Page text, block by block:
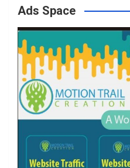
o
k
r
a
m
Ads Space